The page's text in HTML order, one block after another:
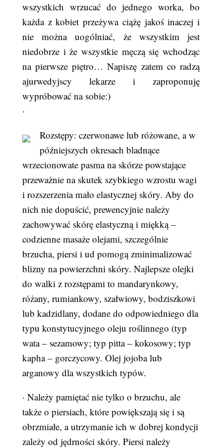
wszystkich wrzucać do jednego worka, bo
każda z kobiet przeżywa ciążę jakoś inaczej i
nie można uogólniać, że wszystkim jest
niedobrze i że wszystkie męczą się wchodząc
na pierwsze piętro… Napiszę zatem co radzą
ajurwedyjscy lekarze i zaproponuję
wypróbować na sobie:)
·
Rozstępy: czerwonawe lub różowane, a w
późniejszych okresach bladnące
wrzecionowate pasma na skórze powstające
przeważnie na skutek szybkiego wzrostu wagi
i rozszerzenia mało elastycznej skóry. Aby do
nich nie dopuścić, prewencyjnie należy
zachowywać skórę elastyczną i miękką –
codzienne masaże olejami, szczególnie
brzucha, piersi i ud pomogą zminimalizować
blizny na powierzchni skóry. Najlepsze olejki
do walki z rozstępami to mandarynkowy,
różany, rumiankowy, szałwiowy, bodziszkowi
lub kadzidlany, dodane do odpowiedniego dla
typu konstytucyjnego oleju roślinnego (typ
wata – sezamowy; typ pitta – kokosowy; typ
kapha – gorczycowy. Olej jojoba lub
arganowy dla wszystkich typów.
· Należy pamiętać nie tylko o brzuchu, ale
także o piersiach, które powiększają się i są
obrzmiałe, a utrzymanie ich w dobrej kondycji
zależy od jędrności skóry. Piersi należy